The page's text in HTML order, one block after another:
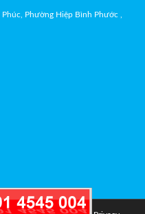
Phường Hiệp Bình Phước ,